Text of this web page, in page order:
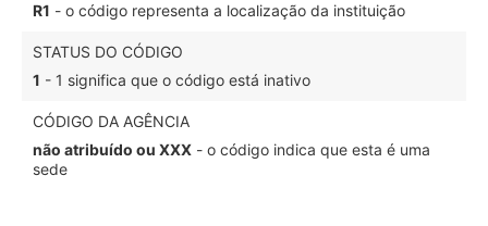
R1 - o código representa a localização da instituição
STATUS DO CÓDIGO
1 - 1 significa que o código está inativo
CÓDIGO DA AGÊNCIA
não atribuído ou XXX - o código indica que esta é uma
sede